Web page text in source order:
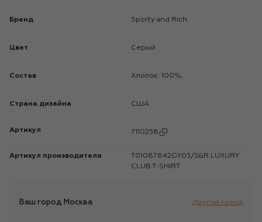
Бренд Sporty and Rich
Цвет Серый
Состав Хлопок: 100%;
Страна дизайна США
Артикул 7110258
Артикул производителя
T01087842GY03/S&R LUXURY
CLUB T-SHIRT
Ваш город Москва Другой город